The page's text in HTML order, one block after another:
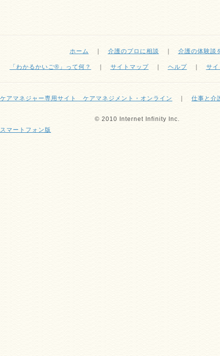
ホーム 介護のプロに相談 介護の体験談
「わかるかいご®」って何？ サイトマップ｜ ヘルプ｜ サ
ケアマネジャー専用サイト ケアマネジメント・オンライン 仕事と介
© 2010 Internet Infinity Inc.
スマートフォン版